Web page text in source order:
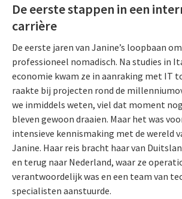
De eerste stappen in een
carrière
De eerste jaren van Janine’s loopbaan
professioneel nomadisch. Na studies in
economie kwam ze in aanraking met IT
raakte bij projecten rond de
we inmiddels weten, viel dat moment
bleven gewoon draaien. Maar het was
intensieve kennismaking met de wereld
Janine. Haar reis bracht haar van
en terug naar Nederland, waar ze
verantwoordelijk was en een team van
specialisten aanstuurde.